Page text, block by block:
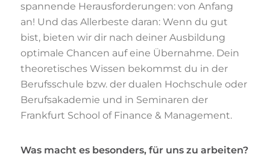
spannende Herausforderungen: von Anfang
an! Und das Allerbeste daran: Wenn du gut
bist, bieten wir dir nach deiner Ausbildung
optimale Chancen auf eine Übernahme. Dein
theoretisches Wissen bekommst du in der
Berufsschule bzw. der dualen Hochschule oder
Berufsakademie und in Seminaren der
Frankfurt School of Finance & Management.
Was macht es besonders, für uns zu arbeiten?